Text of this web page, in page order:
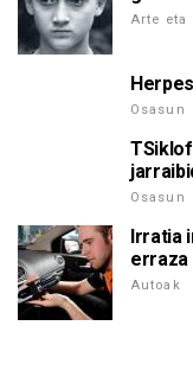
Arte eta
Osasun
Osasun
Irratia
erraza
Autoak